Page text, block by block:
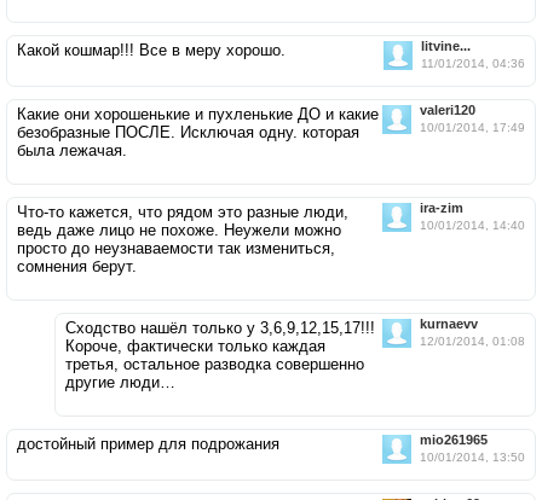
litvine...
11/01/2014, 04:36
Какой кошмар!!! Все в меру хорошо.
valeri120
10/01/2014, 17:49
Какие они хорошенькие и пухленькие ДО и какие
безобразные ПОСЛЕ. Исключая одну. которая
была лежачая.
ira-zim
10/01/2014, 14:40
Что-то кажется, что рядом это разные люди,
ведь даже лицо не похоже. Неужели можно
просто до неузнаваемости так измениться,
сомнения берут.
kurnaevv
12/01/2014, 01:08
Сходство нашёл только у 3,6,9,12,15,17!!!
Короче, фактически только каждая
третья, остальное разводка совершенно
другие люди…
mio261965
10/01/2014, 13:50
достойный пример для подрожания